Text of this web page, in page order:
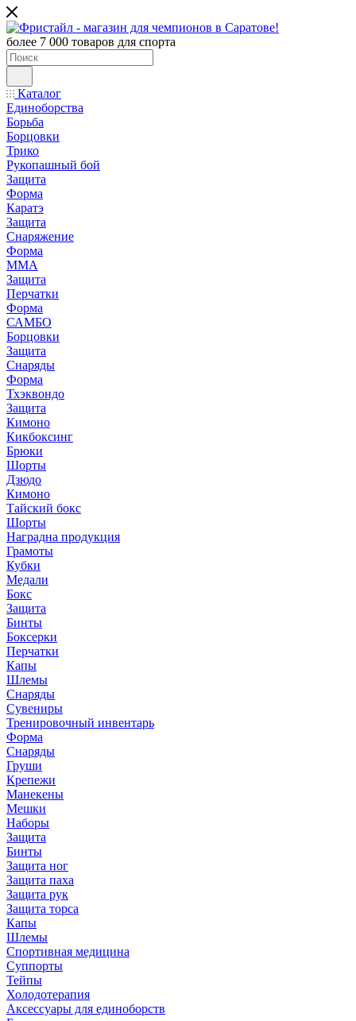
более 7 000 товаров для спорта
Каталог
Единоборства
Борьба
Борцовки
Трико
Рукопашный бой
Защита
Форма
Каратэ
Защита
Снаряжение
Форма
ММА
Защита
Перчатки
Форма
САМБО
Борцовки
Защита
Снаряды
Форма
Тхэквондо
Защита
Кимоно
Кикбоксинг
Брюки
Шорты
Дзюдо
Кимоно
Тайский бокс
Шорты
Наградна продукция
Грамоты
Кубки
Медали
Бокс
Защита
Бинты
Боксерки
Перчатки
Капы
Шлемы
Снаряды
Сувениры
Тренировочный инвентарь
Форма
Снаряды
Груши
Крепежи
Манекены
Мешки
Наборы
Защита
Бинты
Защита ног
Защита паха
Защита рук
Защита торса
Капы
Шлемы
Спортивная медицина
Суппорты
Тейпы
Холодотерапия
Аксессуары для единоборств